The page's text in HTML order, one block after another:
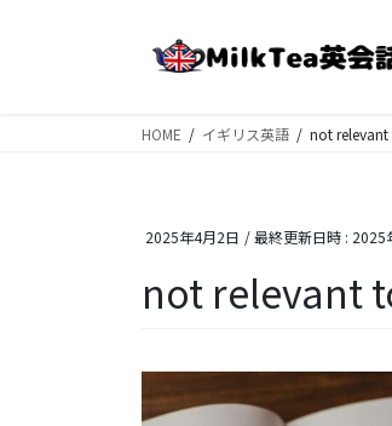
HOME イギリス英語 not relevant
2025年4月2日 / 最終更新日時 : 2025
not relevant